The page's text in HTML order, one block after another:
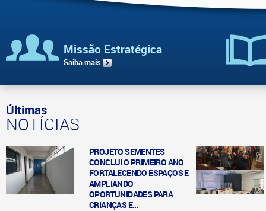
Missão Estratégica
Saiba mais
Últimas
NOTÍCIAS
PROJETO SEMENTES
CONCLUI O PRIMEIRO ANO
FORTALECENDO ESPAÇOS E
AMPLIANDO
OPORTUNIDADES PARA
CRIANÇAS E...